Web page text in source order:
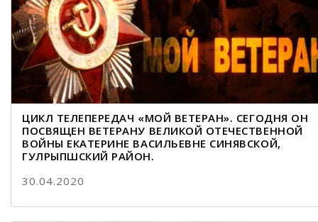
ЦИКЛ ТЕЛЕПЕРЕДАЧ «МОЙ ВЕТЕРАН». СЕГОДНЯ ОН
ПОСВЯЩЕН ВЕТЕРАНУ ВЕЛИКОЙ ОТЕЧЕСТВЕННОЙ
ВОЙНЫ ЕКАТЕРИНЕ ВАСИЛЬЕВНЕ СИНЯВСКОЙ,
ГУЛРЫПШСКИЙ РАЙОН.
30.04.2020